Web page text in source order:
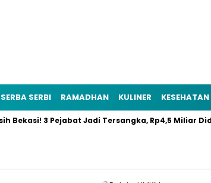
SERBA SERBI RAMADHAN KULINER KESEHATAN
3 Pejabat Jadi Tersangka, Rp4,5 Miliar Diduga